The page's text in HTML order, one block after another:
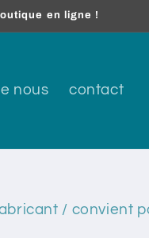
en ligne !
nous contact
/ convient